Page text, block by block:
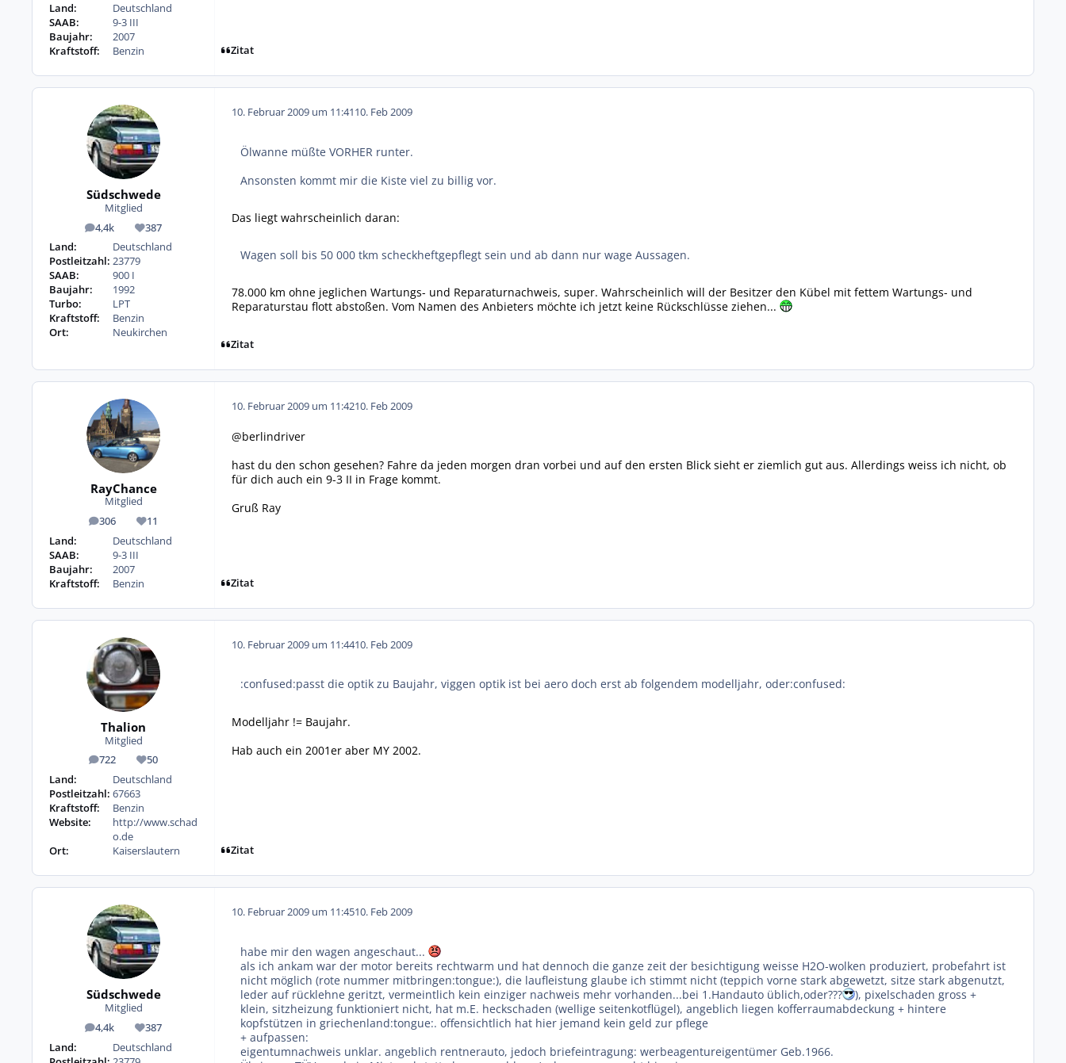
Land:
Deutschland
SAAB:
9-3 III
Baujahr:
2007
Kraftstoff:
Benzin Zitat
Südschwede
Mitglied
4,4k
Beiträge 387
Reputation
Land:
Deutschland
Postleitzahl: 23779
SAAB:
900 I
Baujahr:
1992
Turbo:
LPT
Kraftstoff:
Benzin
Ort:
Neukirchen
10. Februar 2009 um 11:4110. Feb 2009
Ölwanne müßte VORHER runter.
Ansonsten kommt mir die Kiste viel zu billig vor.
Das liegt wahrscheinlich daran:
Wagen soll bis 50 000 tkm scheckheftgepflegt sein und ab dann nur wage Aussagen.
78.000 km ohne jeglichen Wartungs- und Reparaturnachweis, super. Wahrscheinlich will der Besitzer den Kübel mit fettem Wartungs- und
Reparaturstau flott abstoßen. Vom Namen des Anbieters möchte ich jetzt keine Rückschlüsse ziehen...
Zitat
RayChance
Mitglied
306
Beiträge 11
Reputation
Land:
Deutschland
SAAB:
9-3 III
Baujahr:
2007
Kraftstoff:
Benzin
10. Februar 2009 um 11:4210. Feb 2009
@berlindriver
hast du den schon gesehen? Fahre da jeden morgen dran vorbei und auf den ersten Blick sieht er ziemlich gut aus. Allerdings weiss ich nicht, ob
für dich auch ein 9-3 II in Frage kommt.
Gruß Ray
Zitat
Thalion
Mitglied
722
Beiträge 50
Reputation
Land:
Deutschland
Postleitzahl: 67663
Kraftstoff:
Benzin
Website:
http://www.schad
o.de
Ort:
Kaiserslautern
10. Februar 2009 um 11:4410. Feb 2009
:confused:passt die optik zu Baujahr, viggen optik ist bei aero doch erst ab folgendem modelljahr, oder:confused:
Modelljahr != Baujahr.
Hab auch ein 2001er aber MY 2002.
Zitat
Südschwede
Mitglied
4,4k
Beiträge 387
Reputation
Land:
Deutschland
10. Februar 2009 um 11:4510. Feb 2009
habe mir den wagen angeschaut...
als ich ankam war der motor bereits rechtwarm und hat dennoch die ganze zeit der besichtigung weisse H2O-wolken produziert, probefahrt ist
nicht möglich (rote nummer mitbringen:tongue:), die laufleistung glaube ich stimmt nicht (teppich vorne stark abgewetzt, sitze stark abgenutzt,
leder auf rücklehne geritzt, vermeintlich kein einziger nachweis mehr vorhanden...bei 1.Handauto üblich,oder???
), pixelschaden gross +
klein, sitzheizung funktioniert nicht, hat m.E. heckschaden (wellige seitenkotflügel), angeblich liegen kofferraumabdeckung + hintere
kopfstützen in griechenland:tongue:. offensichtlich hat hier jemand kein geld zur pflege
+ aufpassen:
eigentumnachweis unklar. angeblich rentnerauto, jedoch briefeintragung: werbeagentureigentümer Geb.1966.